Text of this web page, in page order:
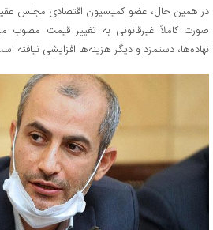
در همین حال، عضو کمیسیون اقتصادی مجلس
صورت کاملاً غیرقانونی به تغییر قیمت مصوب
نهاده‌ها، دستمزد و دیگر هزینه‌ها افزایشی نیافته